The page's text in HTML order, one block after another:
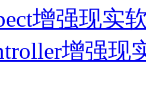
增强现实
增强现